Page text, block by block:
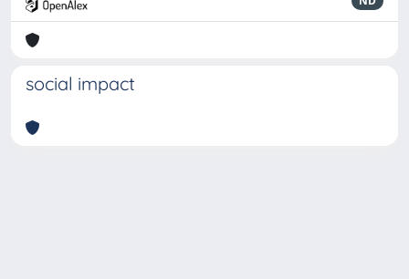
social impact